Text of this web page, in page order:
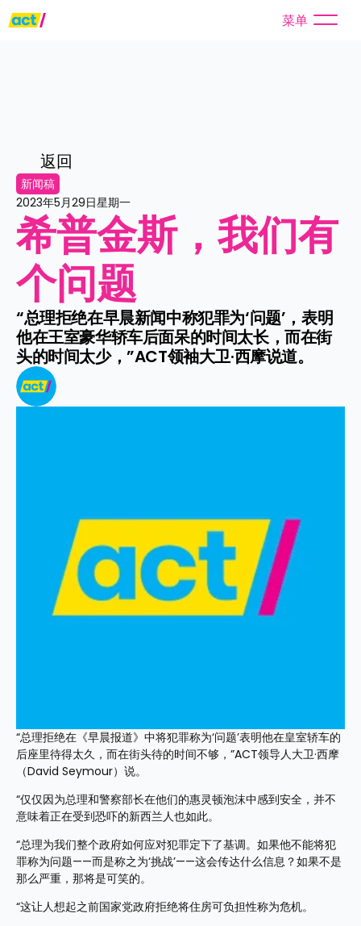
菜单
返回
新闻稿
2023年5月29日星期一
希普金斯，我们有
个问题
“总理拒绝在早晨新闻中称犯罪为‘问题’，表明
他在王室豪华轿车后面呆的时间太长，而在街
头的时间太少，”ACT领袖大卫·西摩说道。
“总理拒绝在《早晨报道》中将犯罪称为‘问题’表明他在皇室轿车的
后座里待得太久，而在街头待的时间不够，”ACT领导人大卫·西摩
（David Seymour）说。
“仅仅因为总理和警察部长在他们的惠灵顿泡沫中感到安全，并不
意味着正在受到恐吓的新西兰人也如此。
“总理为我们整个政府如何应对犯罪定下了基调。如果他不能将犯
罪称为问题——而是称之为‘挑战’——这会传达什么信息？如果不是
那么严重，那将是可笑的。
“这让人想起之前国家党政府拒绝将住房可负担性称为危机。